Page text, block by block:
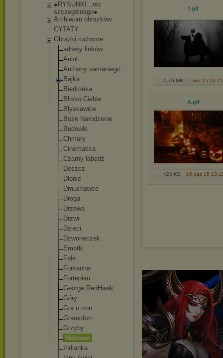
●RYSUNKI...nic
szczególnego●
Archiwum obrazków
CYTATY
Obrazki ruchome
adresy linków
Anioł
Anthony samaniego
Bajka
Biedronka
Blisko Ciebie
Błyskawice
Boże Narodzenie
Budowle
Chmury
Cinematica
Czarny łabędź
Deszcz
Dłonie
Dmuchawce
Droga
Drzewa
Drzwi
Dzieci
Dzwoneczek
Emotki
Fale
Fontanna
Fortepian
George RedHawk
Góry
Gra o tron
Gramofon
Grzyby
Haloven
Indianka
t.gif
0,76 MB 7 wrz 15 23:21
A.gif
423 KB 16 paź 15